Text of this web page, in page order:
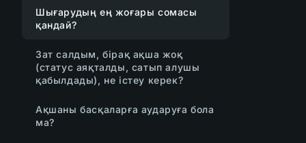
Шығарудың ең жоғары сомасы
қандай?
Зат салдым, бірақ ақша жоқ
(статус аяқталды, сатып алушы
қабылдады), не істеу керек?
Ақшаны басқаларға аударуға бола
ма?